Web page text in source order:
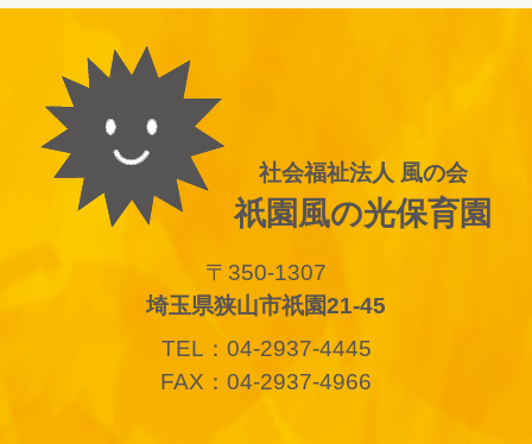
社会福祉法人 風の会
祇園風の光保育園
〒350-1307
埼玉県狭山市祇園21-45
TEL：04-2937-4445
FAX：04-2937-4966